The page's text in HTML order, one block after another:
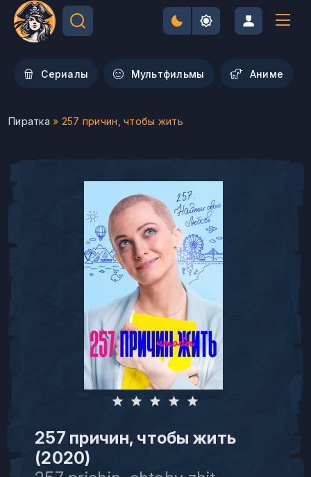
Сериалы Мультфильмы Aниме
Пиратка » 257 причин, чтобы жить
257 причин, чтобы жить
(2020)